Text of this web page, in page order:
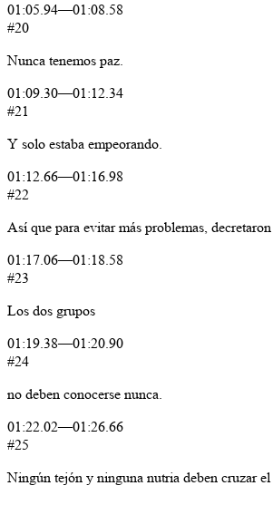
01:05.94—01:08.58
#20
Nunca tenemos paz.
01:09.30—01:12.34
#21
Y solo estaba empeorando.
01:12.66—01:16.98
#22
Así que para evitar más problemas, decretaron
01:17.06—01:18.58
#23
Los dos grupos
01:19.38—01:20.90
#24
no deben conocerse nunca.
01:22.02—01:26.66
#25
Ningún tejón y ninguna nutria deben cruzar el